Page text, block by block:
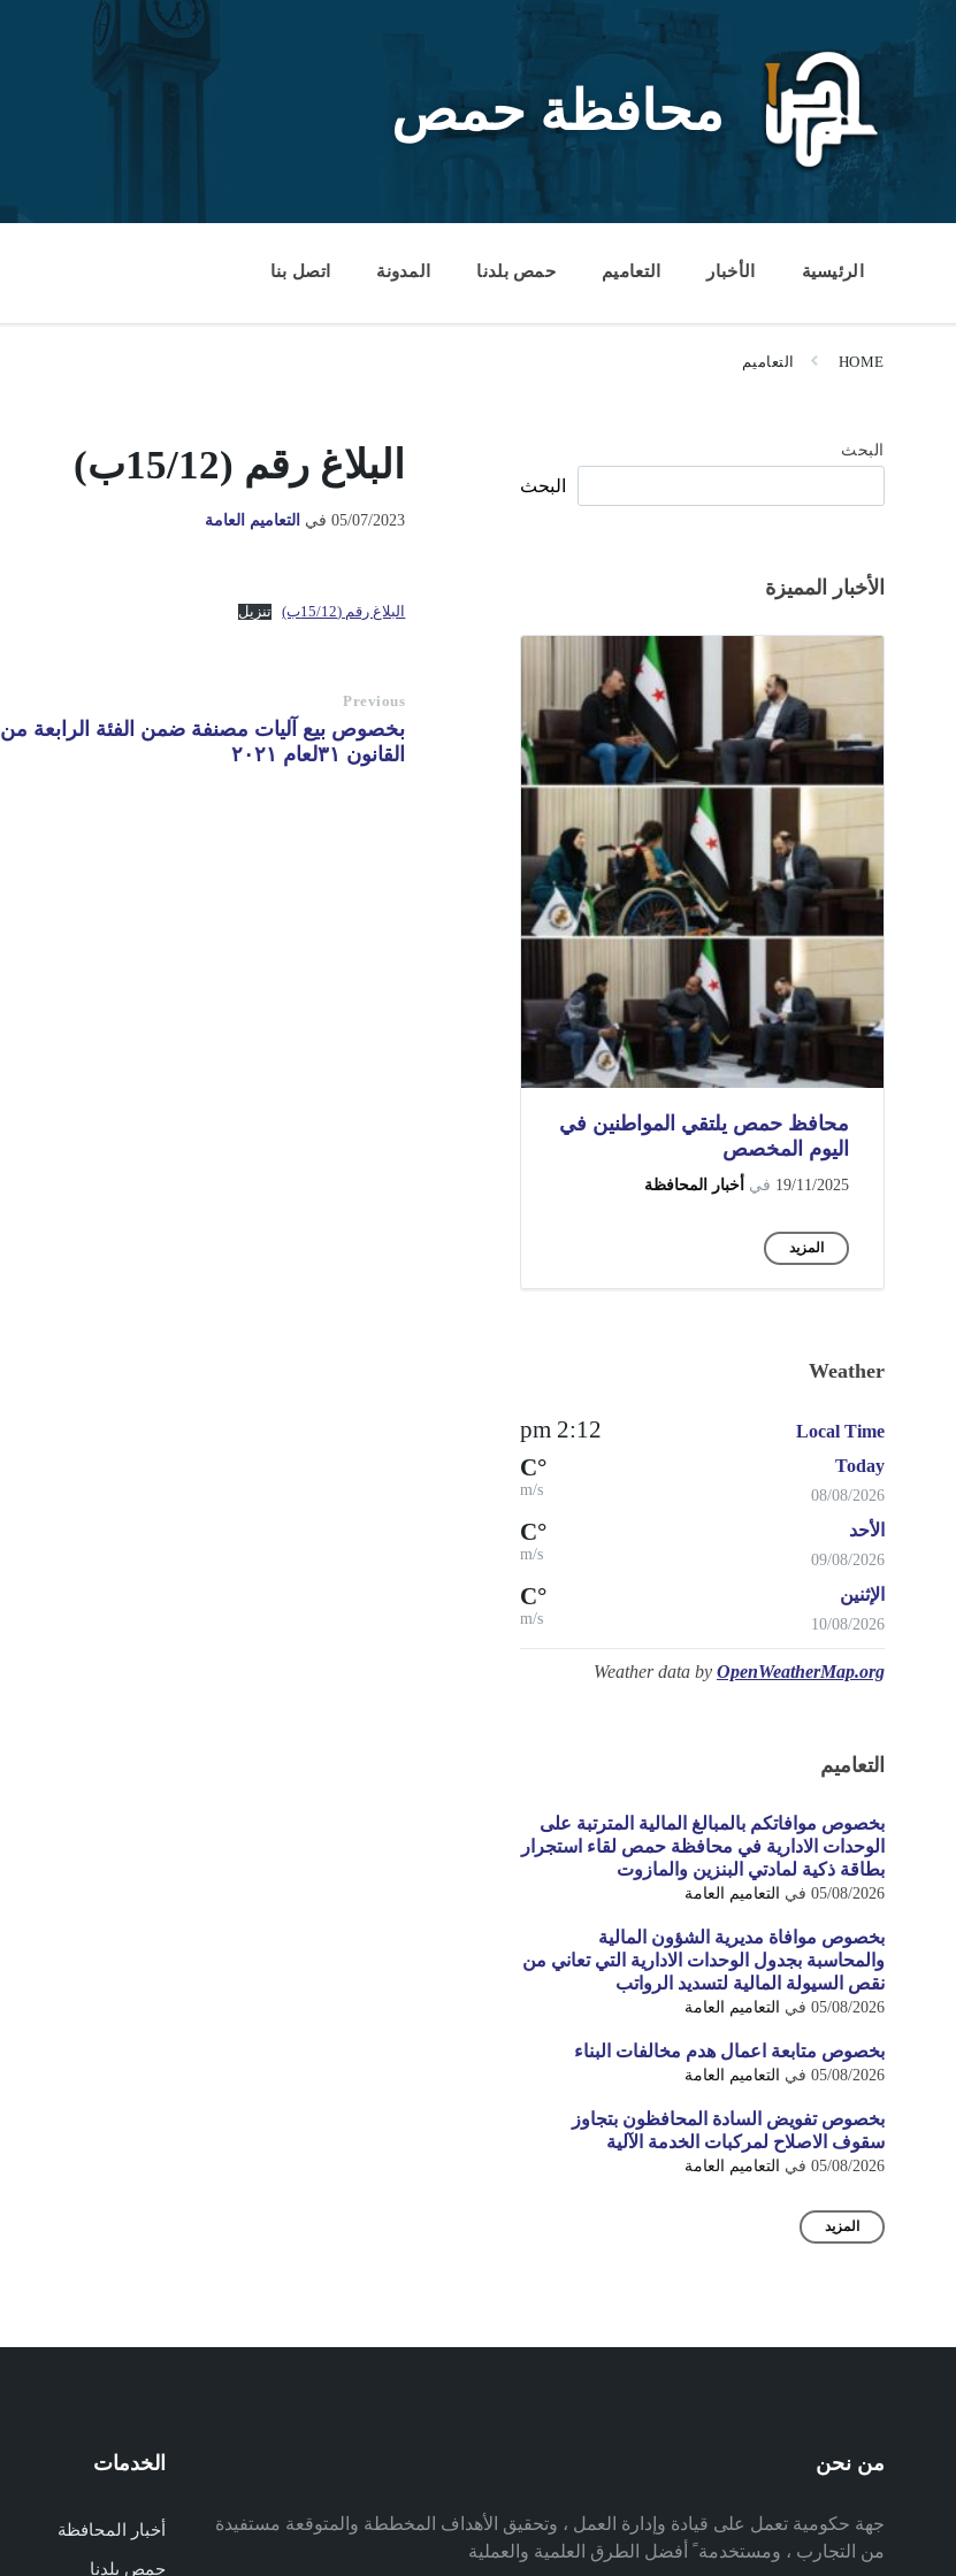
content
محافظة حمص
الرئيسية الأخبار التعاميم حمص بلدنا المدونة اتصل بنا
HOME التعاميم
البلاغ رقم (15/12ب)
05/07/2023 في التعاميم العامة
البلاغ رقم (15/12ب) تنزيل
Previous
بخصوص بيع آليات مصنفة ضمن الفئة الرابعة من
القانون ٣١لعام ٢٠٢١
البحث
البحث
الأخبار المميزة
محافظ حمص يلتقي المواطنين في
اليوم المخصص
19/11/2025 في أخبار المحافظة
المزيد
Weather
Local Time
2:12 pm
Today
08/08/2026
°C
m/s
الأحد
09/08/2026
°C
m/s
الإثنين
10/08/2026
°C
m/s
Weather data by OpenWeatherMap.org
التعاميم
بخصوص موافاتكم بالمبالغ المالية المترتبة على
الوحدات الادارية في محافظة حمص لقاء استجرار
بطاقة ذكية لمادتي البنزين والمازوت
05/08/2026 في التعاميم العامة
بخصوص موافاة مديرية الشؤون المالية
والمحاسبة بجدول الوحدات الادارية التي تعاني من
نقص السيولة المالية لتسديد الرواتب
05/08/2026 في التعاميم العامة
بخصوص متابعة اعمال هدم مخالفات البناء
05/08/2026 في التعاميم العامة
بخصوص تفويض السادة المحافظون بتجاوز
سقوف الاصلاح لمركبات الخدمة الآلية
05/08/2026 في التعاميم العامة
المزيد
من نحن
جهة حكومية تعمل على قيادة وإدارة العمل ، وتحقيق الأهداف المخططة والمتوقعة مستفيدة
من التجارب ، ومستخدمة ً أفضل الطرق العلمية والعملية
الخدمات
أخبار المحافظة
حمص بلدنا